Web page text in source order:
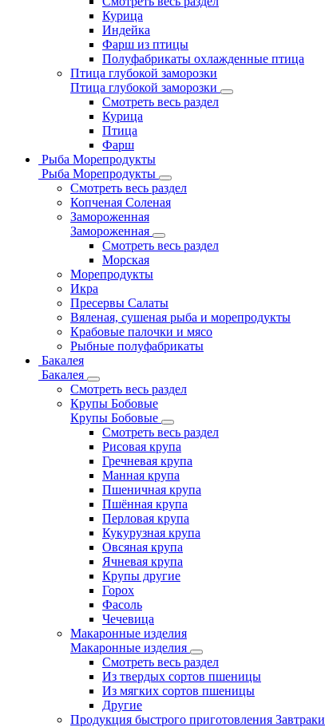
Курица
Индейка
Фарш из птицы
Полуфабрикаты охлажденные птица
Птица глубокой заморозки
Птица глубокой заморозки
Смотреть весь раздел
Курица
Птица
Фарш
Рыба Морепродукты
Рыба Морепродукты
Смотреть весь раздел
Копченая Соленая
Замороженная
Замороженная
Смотреть весь раздел
Морская
Морепродукты
Икра
Пресервы Салаты
Вяленая, сушеная рыба и морепродукты
Крабовые палочки и мясо
Рыбные полуфабрикаты
Бакалея
Бакалея
Смотреть весь раздел
Крупы Бобовые
Крупы Бобовые
Смотреть весь раздел
Рисовая крупа
Гречневая крупа
Манная крупа
Пшеничная крупа
Пшённая крупа
Перловая крупа
Кукурузная крупа
Овсяная крупа
Ячневая крупа
Крупы другие
Горох
Фасоль
Чечевица
Макаронные изделия
Макаронные изделия
Смотреть весь раздел
Из твердых сортов пшеницы
Из мягких сортов пшеницы
Другие
Продукция быстрого приготовления Завтраки